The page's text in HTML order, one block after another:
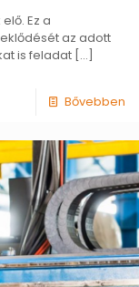
Ez a
az adott
is feladat […]
Bővebben